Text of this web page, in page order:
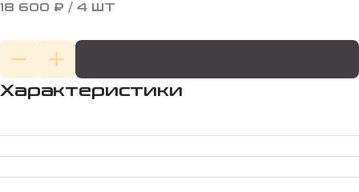
18 600 ₽ / 4 ШТ
Характеристики